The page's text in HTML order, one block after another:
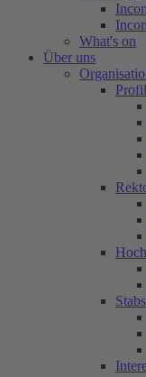
What's on
Über uns
Profil